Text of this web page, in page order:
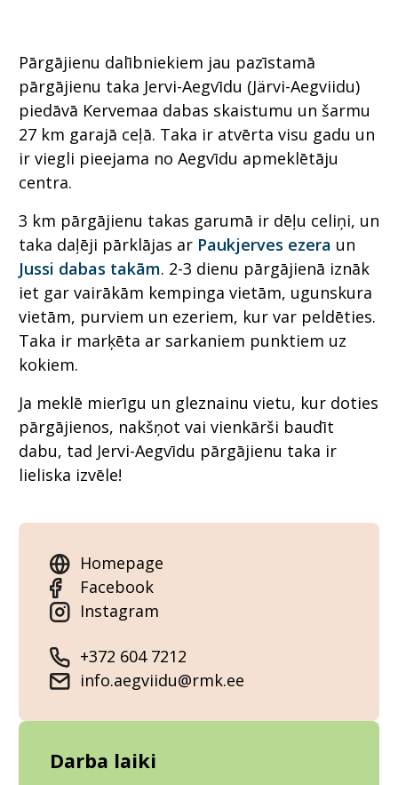
Pārgājienu dalībniekiem jau pazīstamā
pārgājienu taka Jervi-Aegvīdu (Järvi-Aegviidu)
piedāvā Kervemaa dabas skaistumu un šarmu
27 km garajā ceļā. Taka ir atvērta visu gadu un
ir viegli pieejama no Aegvīdu apmeklētāju
centra.
3 km pārgājienu takas garumā ir dēļu celiņi, un
taka daļēji pārklājas ar Paukjerves ezera un
Jussi dabas takām. 2-3 dienu pārgājienā iznāk
iet gar vairākām kempinga vietām, ugunskura
vietām, purviem un ezeriem, kur var peldēties.
Taka ir marķēta ar sarkaniem punktiem uz
kokiem.
Ja meklē mierīgu un gleznainu vietu, kur doties
pārgājienos, nakšņot vai vienkārši baudīt
dabu, tad Jervi-Aegvīdu pārgājienu taka ir
lieliska izvēle!
Homepage
Facebook
Instagram
+372 604 7212
info.aegviidu@rmk.ee
Darba laiki